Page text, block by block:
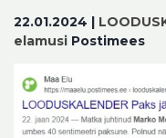
22.01.2024 |
elamusi Postimees